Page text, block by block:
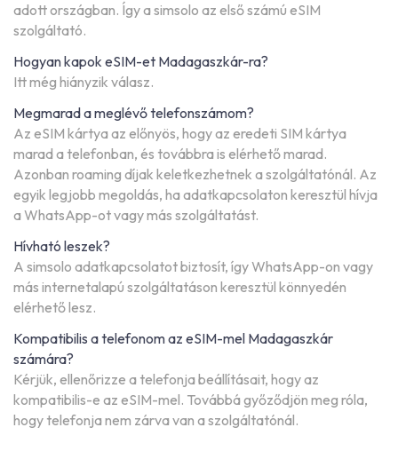
adott országban. Így a simsolo az első számú eSIM
szolgáltató.
Hogyan kapok eSIM-et Madagaszkár-ra?
Itt még hiányzik válasz.
Megmarad a meglévő telefonszámom?
Az eSIM kártya az előnyös, hogy az eredeti SIM kártya
marad a telefonban, és továbbra is elérhető marad.
Azonban roaming díjak keletkezhetnek a szolgáltatónál. Az
egyik legjobb megoldás, ha adatkapcsolaton keresztül hívja
a WhatsApp-ot vagy más szolgáltatást.
Hívható leszek?
A simsolo adatkapcsolatot biztosít, így WhatsApp-on vagy
más internetalapú szolgáltatáson keresztül könnyedén
elérhető lesz.
Kompatibilis a telefonom az eSIM-mel Madagaszkár
számára?
Kérjük, ellenőrizze a telefonja beállításait, hogy az
kompatibilis-e az eSIM-mel. Továbbá győződjön meg róla,
hogy telefonja nem zárva van a szolgáltatónál.